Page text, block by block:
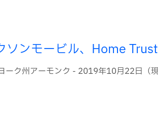
ソンモービル、Home
ク州アーモンク - 2019年10月22日（